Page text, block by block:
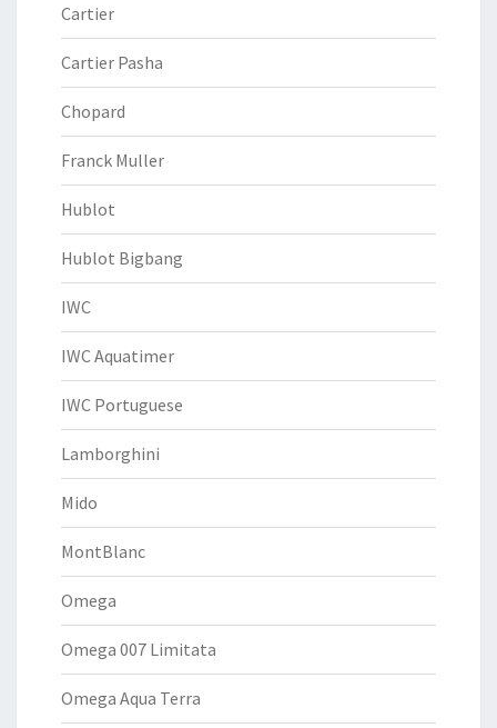
Cartier
Cartier Pasha
Chopard
Franck Muller
Hublot
Hublot Bigbang
IWC
IWC Aquatimer
IWC Portuguese
Lamborghini
Mido
MontBlanc
Omega
Omega 007 Limitata
Omega Aqua Terra